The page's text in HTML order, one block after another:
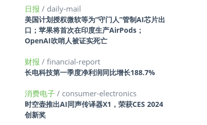
日报 / daily-mail
美国计划授权微软等为“守门人”管制AI芯片出
口；苹果将首次在印度生产AirPods；
OpenAI吹哨人被证实死亡
财报 / financial-report
长电科技第一季度净利润同比增长188.7%
消费电子 / consumer-electronics
时空壶推出AI同声传译器X1，荣获CES 2024
创新奖